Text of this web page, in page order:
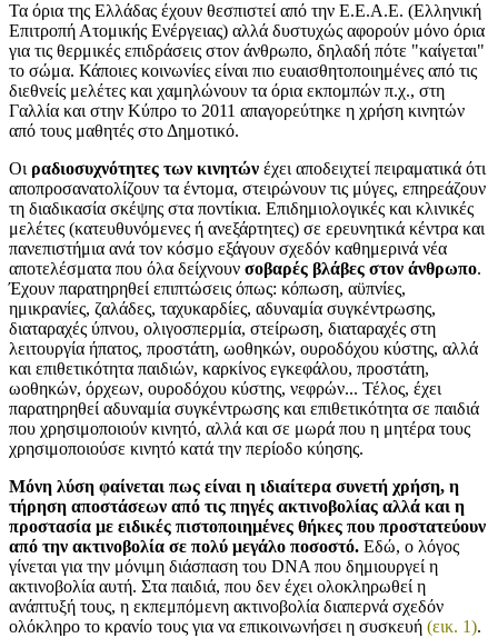
Τα όρια της Ελλάδας έχουν θεσπιστεί από την Ε.Ε.Α.Ε. (Ελληνική
Επιτροπή Ατομικής Ενέργειας) αλλά δυστυχώς αφορούν μόνο όρια
για τις θερμικές επιδράσεις στον άνθρωπο, δηλαδή πότε "καίγεται"
το σώμα. Κάποιες κοινωνίες είναι πιο ευαισθητοποιημένες από τις
διεθνείς μελέτες και χαμηλώνουν τα όρια εκπομπών π.χ., στη
Γαλλία και στην Κύπρο το 2011 απαγορεύτηκε η χρήση κινητών
από τους μαθητές στο Δημοτικό.
Οι ραδιοσυχνότητες των κινητών έχει αποδειχτεί πειραματικά ότι
αποπροσανατολίζουν τα έντομα, στειρώνουν τις μύγες, επηρεάζουν
τη διαδικασία σκέψης στα ποντίκια. Επιδημιολογικές και κλινικές
μελέτες (κατευθυνόμενες ή ανεξάρτητες) σε ερευνητικά κέντρα και
πανεπιστήμια ανά τον κόσμο εξάγουν σχεδόν καθημερινά νέα
αποτελέσματα που όλα δείχνουν σοβαρές βλάβες στον άνθρωπο.
Έχουν παρατηρηθεί επιπτώσεις όπως: κόπωση, αϋπνίες,
ημικρανίες, ζαλάδες, ταχυκαρδίες, αδυναμία συγκέντρωσης,
διαταραχές ύπνου, ολιγοσπερμία, στείρωση, διαταραχές στη
λειτουργία ήπατος, προστάτη, ωοθηκών, ουροδόχου κύστης, αλλά
και επιθετικότητα παιδιών, καρκίνος εγκεφάλου, προστάτη,
ωοθηκών, όρχεων, ουροδόχου κύστης, νεφρών... Τέλος, έχει
παρατηρηθεί αδυναμία συγκέντρωσης και επιθετικότητα σε παιδιά
που χρησιμοποιούν κινητό, αλλά και σε μωρά που η μητέρα τους
χρησιμοποιούσε κινητό κατά την περίοδο κύησης.
Μόνη λύση φαίνεται πως είναι η ιδιαίτερα συνετή χρήση, η
τήρηση αποστάσεων από τις πηγές ακτινοβολίας αλλά και η
προστασία με ειδικές πιστοποιημένες θήκες που προστατεύουν
από την ακτινοβολία σε πολύ μεγάλο ποσοστό. Εδώ, ο λόγος
γίνεται για την μόνιμη διάσπαση του DNA που δημιουργεί η
ακτινοβολία αυτή. Στα παιδιά, που δεν έχει ολοκληρωθεί η
ανάπτυξή τους, η εκπεμπόμενη ακτινοβολία διαπερνά σχεδόν
ολόκληρο το κρανίο τους για να επικοινωνήσει η συσκευή (εικ. 1).